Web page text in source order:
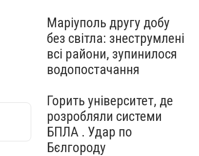
Маріуполь другу добу
без світла: знеструмлені
всі райони, зупинилося
водопостачання
Горить університет, де
розробляли системи
БПЛА . Удар по
Бєлгороду